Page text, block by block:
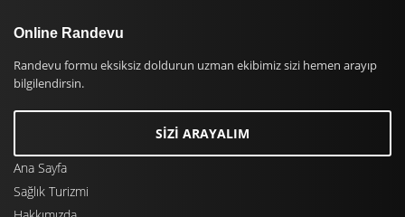
Online Randevu
Randevu formu eksiksiz doldurun uzman ekibimiz sizi hemen arayıp
bilgilendirsin.
SİZİ ARAYALIM
Ana Sayfa
Sağlık Turizmi